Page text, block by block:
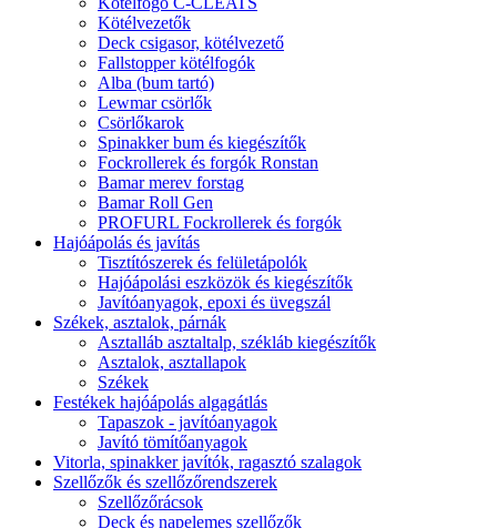
Kötélvezetők
Deck csigasor, kötélvezető
Fallstopper kötélfogók
Alba (bum tartó)
Lewmar csörlők
Csörlőkarok
Spinakker bum és kiegészítők
Fockrollerek és forgók Ronstan
Bamar merev forstag
Bamar Roll Gen
PROFURL Fockrollerek és forgók
Hajóápolás és javítás
Tisztítószerek és felületápolók
Hajóápolási eszközök és kiegészítők
Javítóanyagok, epoxi és üvegszál
Székek, asztalok, párnák
Asztalláb asztaltalp, székláb kiegészítők
Asztalok, asztallapok
Székek
Festékek hajóápolás algagátlás
Tapaszok - javítóanyagok
Javító tömítőanyagok
Vitorla, spinakker javítók, ragasztó szalagok
Szellőzők és szellőzőrendszerek
Szellőzőrácsok
Deck és napelemes szellőzők